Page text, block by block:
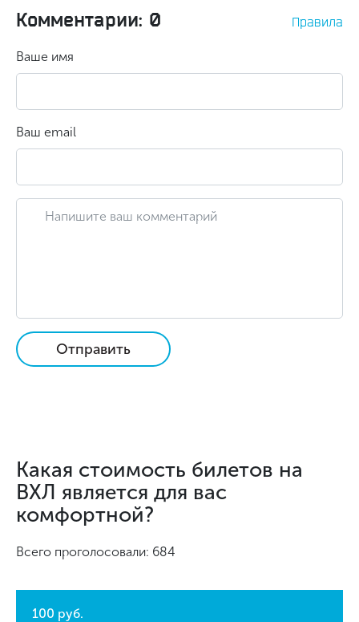
Комментарии: 0 Правила
Ваше имя
Ваш email
Отправить
Какая стоимость билетов на
ВХЛ является для вас
комфортной?
Всего проголосовали: 684
100 руб.